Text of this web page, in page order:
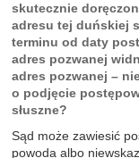
skutecznie
adresu tej duńskiej
terminu od daty
adres pozwanej
adres pozwanej –
o podjęcie
słuszne?
Sąd może zawiesić
powoda albo